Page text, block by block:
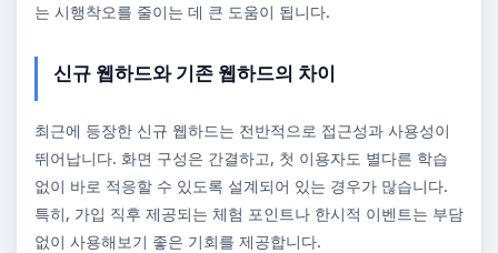
는 시행착오를 줄이는 데 큰 도움이 됩니다.
신규 웹하드와 기존 웹하드의 차이
최근에 등장한 신규 웹하드는 전반적으로 접근성과 사용성이
뛰어납니다. 화면 구성은 간결하고, 첫 이용자도 별다른 학습
없이 바로 적응할 수 있도록 설계되어 있는 경우가 많습니다.
특히, 가입 직후 제공되는 체험 포인트나 한시적 이벤트는 부담
없이 사용해보기 좋은 기회를 제공합니다.